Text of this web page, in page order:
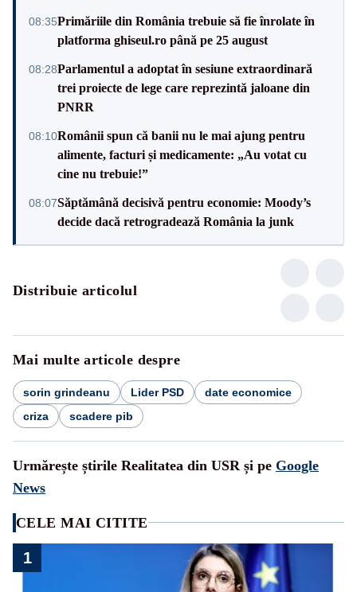
08:35Primăriile din România trebuie să fie înrolate în
platforma ghiseul.ro până pe 25 august
08:28Parlamentul a adoptat în sesiune extraordinară
trei proiecte de lege care reprezintă jaloane din
PNRR
08:10Românii spun că banii nu le mai ajung pentru
alimente, facturi și medicamente: „Au votat cu
cine nu trebuie!”
08:07Săptămână decisivă pentru economie: Moody’s
decide dacă retrogradează România la junk
Distribuie articolul
Mai multe articole despre
sorin grindeanu Lider PSD
date economice
criza
scadere pib
Urmărește știrile Realitatea din USR și pe Google
News
CELE MAI CITITE
1